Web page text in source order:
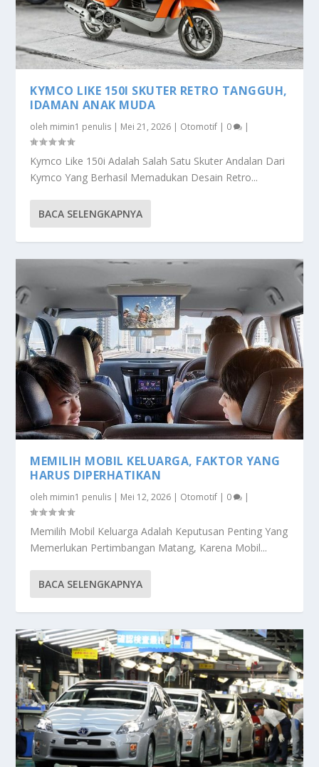
KYMCO LIKE 150I SKUTER RETRO TANGGUH,
IDAMAN ANAK MUDA
oleh mimin1 penulis | Mei 21, 2026 | Otomotif | 0 |
Kymco Like 150i Adalah Salah Satu Skuter Andalan Dari
Kymco Yang Berhasil Memadukan Desain Retro...
BACA SELENGKAPNYA
MEMILIH MOBIL KELUARGA, FAKTOR YANG
HARUS DIPERHATIKAN
oleh mimin1 penulis | Mei 12, 2026 | Otomotif | 0 |
Memilih Mobil Keluarga Adalah Keputusan Penting Yang
Memerlukan Pertimbangan Matang, Karena Mobil...
BACA SELENGKAPNYA